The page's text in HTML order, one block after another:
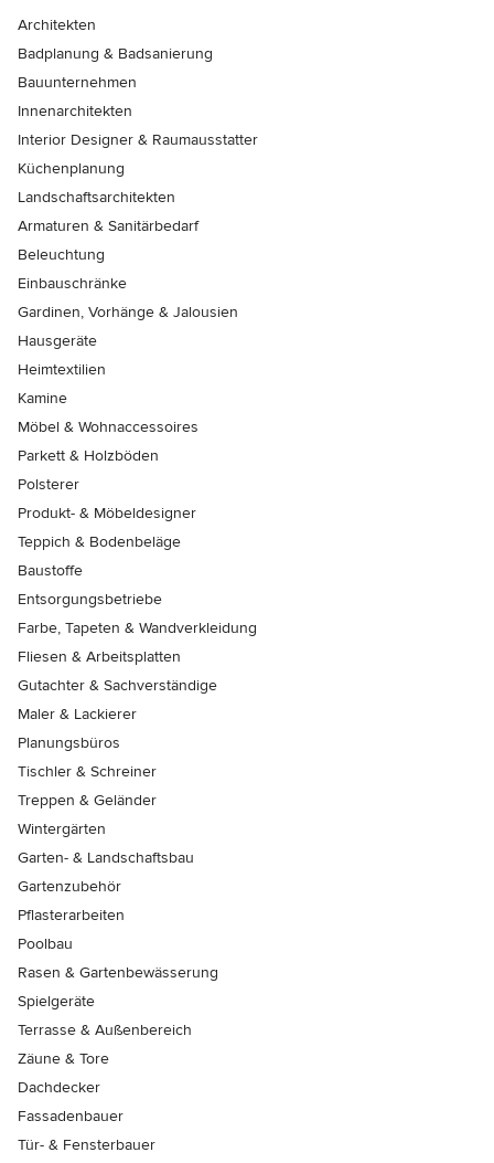
Architekten
Badplanung & Badsanierung
Bauunternehmen
Innenarchitekten
Interior Designer & Raumausstatter
Küchenplanung
Landschaftsarchitekten
Armaturen & Sanitärbedarf
Beleuchtung
Einbauschränke
Gardinen, Vorhänge & Jalousien
Hausgeräte
Heimtextilien
Kamine
Möbel & Wohnaccessoires
Parkett & Holzböden
Polsterer
Produkt- & Möbeldesigner
Teppich & Bodenbeläge
Baustoffe
Entsorgungsbetriebe
Farbe, Tapeten & Wandverkleidung
Fliesen & Arbeitsplatten
Gutachter & Sachverständige
Maler & Lackierer
Planungsbüros
Tischler & Schreiner
Treppen & Geländer
Wintergärten
Garten- & Landschaftsbau
Gartenzubehör
Pflasterarbeiten
Poolbau
Rasen & Gartenbewässerung
Spielgeräte
Terrasse & Außenbereich
Zäune & Tore
Dachdecker
Fassadenbauer
Tür- & Fensterbauer